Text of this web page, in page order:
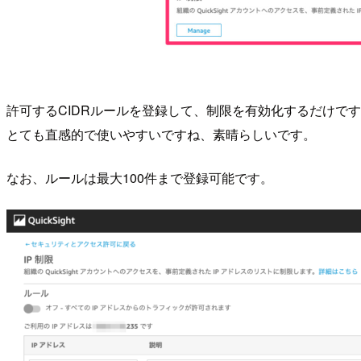
許可するCIDRルールを登録して、制限を有効化するだけで
とても直感的で使いやすいですね、素晴らしいです。
なお、ルールは最大100件まで登録可能です。